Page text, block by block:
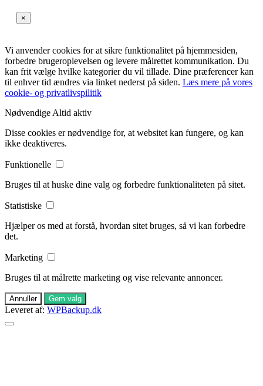
×
Vi anvender cookies for at sikre funktionalitet på hjemmesiden,
forbedre brugeroplevelsen og levere målrettet kommunikation. Du
kan frit vælge hvilke kategorier du vil tillade. Dine præferencer kan
til enhver tid ændres via linket nederst på siden. Læs mere på vores
cookie- og privatlivspilitik
Nødvendige Altid aktiv
Disse cookies er nødvendige for, at websitet kan fungere, og kan
ikke deaktiveres.
Funktionelle
Bruges til at huske dine valg og forbedre funktionaliteten på sitet.
Statistiske
Hjælper os med at forstå, hvordan sitet bruges, så vi kan forbedre
det.
Marketing
Bruges til at målrette marketing og vise relevante annoncer.
Annuller Gem valg
Leveret af: WPBackup.dk